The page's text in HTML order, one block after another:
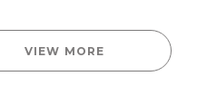
VIEW MORE